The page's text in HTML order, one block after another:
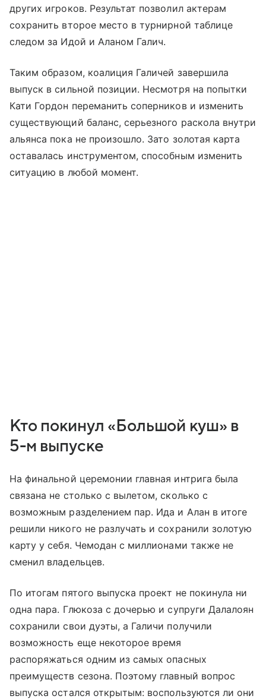
других игроков. Результат позволил актерам
сохранить второе место в турнирной таблице
следом за Идой и Аланом Галич.
Таким образом, коалиция Галичей завершила
выпуск в сильной позиции. Несмотря на попытки
Кати Гордон переманить соперников и изменить
существующий баланс, серьезного раскола внутри
альянса пока не произошло. Зато золотая карта
оставалась инструментом, способным изменить
ситуацию в любой момент.
Кто покинул «Большой куш» в
5-м выпуске
На финальной церемонии главная интрига была
связана не столько с вылетом, сколько с
возможным разделением пар. Ида и Алан в итоге
решили никого не разлучать и сохранили золотую
карту у себя. Чемодан с миллионами также не
сменил владельцев.
По итогам пятого выпуска проект не покинула ни
одна пара. Глюкоза с дочерью и супруги Далалоян
сохранили свои дуэты, а Галичи получили
возможность еще некоторое время
распоряжаться одним из самых опасных
преимуществ сезона. Поэтому главный вопрос
выпуска остался открытым: воспользуются ли они